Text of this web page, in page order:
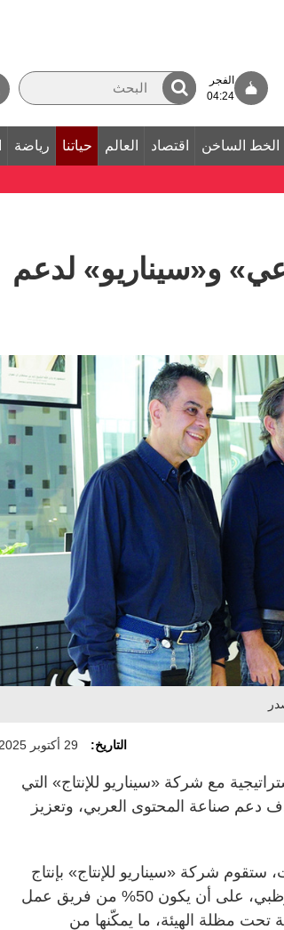
الفجر
04:24
الخط الساخن اقتصاد العالم حياتنا رياضة
و«سيناريو» لدعم
التاريخ: 29 أكتوبر 2025
مع شركة «سيناريو للإنتاج» التي
دعم صناعة المحتوى العربي، وتعزيز
ستقوم شركة «سيناريو للإنتاج» بإنتاج
عمل فني ضخم واحد على الأقل سنوياً في أبوظبي، على أن يكون 50% من فريق عمل
تحت مظلة الهيئة، ما يمكّنها من